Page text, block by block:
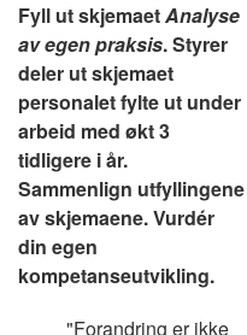
Fyll ut skjemaetAnalyse
av egen praksis. Styrer
deler ut skjemaet
personalet fylte ut under
arbeid med økt 3
tidligere i år.
Sammenlign utfyllingene
av skjemaene. Vurdér
din egen
kompetanseutvikling.
"Forandring er ikke